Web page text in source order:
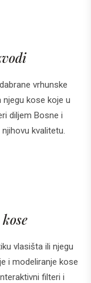
vrhunske
kose koje u
diljem Bosne i
kvalitetu.
vlasišta ili njegu
i modeliranje kose
filteri i